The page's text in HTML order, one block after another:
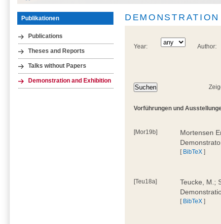
Publikationen
Publications
Theses and Reports
Talks without Papers
Demonstration and Exhibition
Year: Author:
Vorführungen und
[Mor19b]
Mortensen
[ BibTeX ]
[Teu18a]
Teucke, M.;
[ BibTeX ]